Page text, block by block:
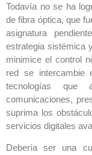
Todavía no se ha
de fibra óptica, que
asignatura
estrategia sistémica
minimice el control
red se intercambie
tecnologías que
comunicaciones,
suprima los
servicios digitales
Debería ser una